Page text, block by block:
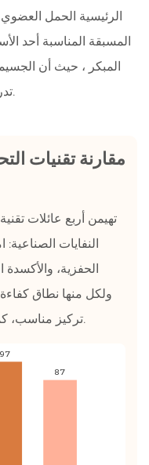
الرئيسية الحمل
المسبقة المناسبة أحد
المبكر ، حيث أن
تدريجيًا وتقلل من مساحة السطح الفعالة.
مقارنة تقنيات
تهيمن أربع عائلات
النفايات
الحفزية، والأكسدة
ولكل منها نطاق
تركيز مناسب، كما هو ملخص في الرسم البياني أدناه.
97
87